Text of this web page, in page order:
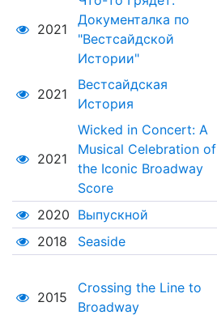
2021
Документалка по
"Вестсайдской
Истории"
2021
Вестсайдская
История
2021
Wicked in Concert: A
Musical Celebration of
the Iconic Broadway
Score
2020 Выпускной
2018
Seaside
2015
Crossing the Line to
Broadway